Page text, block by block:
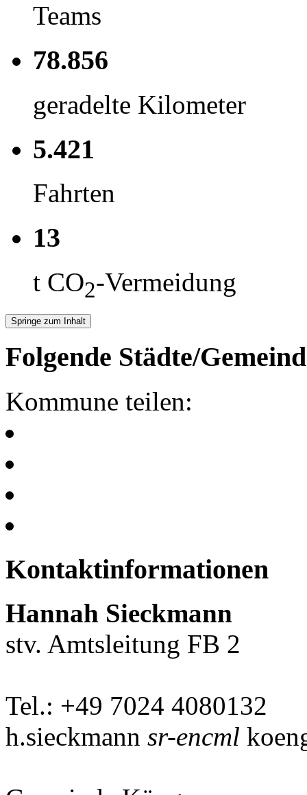
Teams
78.856
geradelte Kilometer
5.421
Fahrten
13
t CO2-Vermeidung
Springe zum Inhalt
Folgende Städte/
Kommune teilen:
Kontaktinformationen
Hannah Sieckmann
stv. Amtsleitung FB 2
Tel.: +49 7024 4080132
h.sieckmann sr-encml